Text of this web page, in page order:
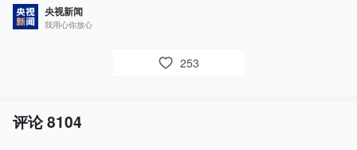
央视新闻
我用心你放心
253
评论8104